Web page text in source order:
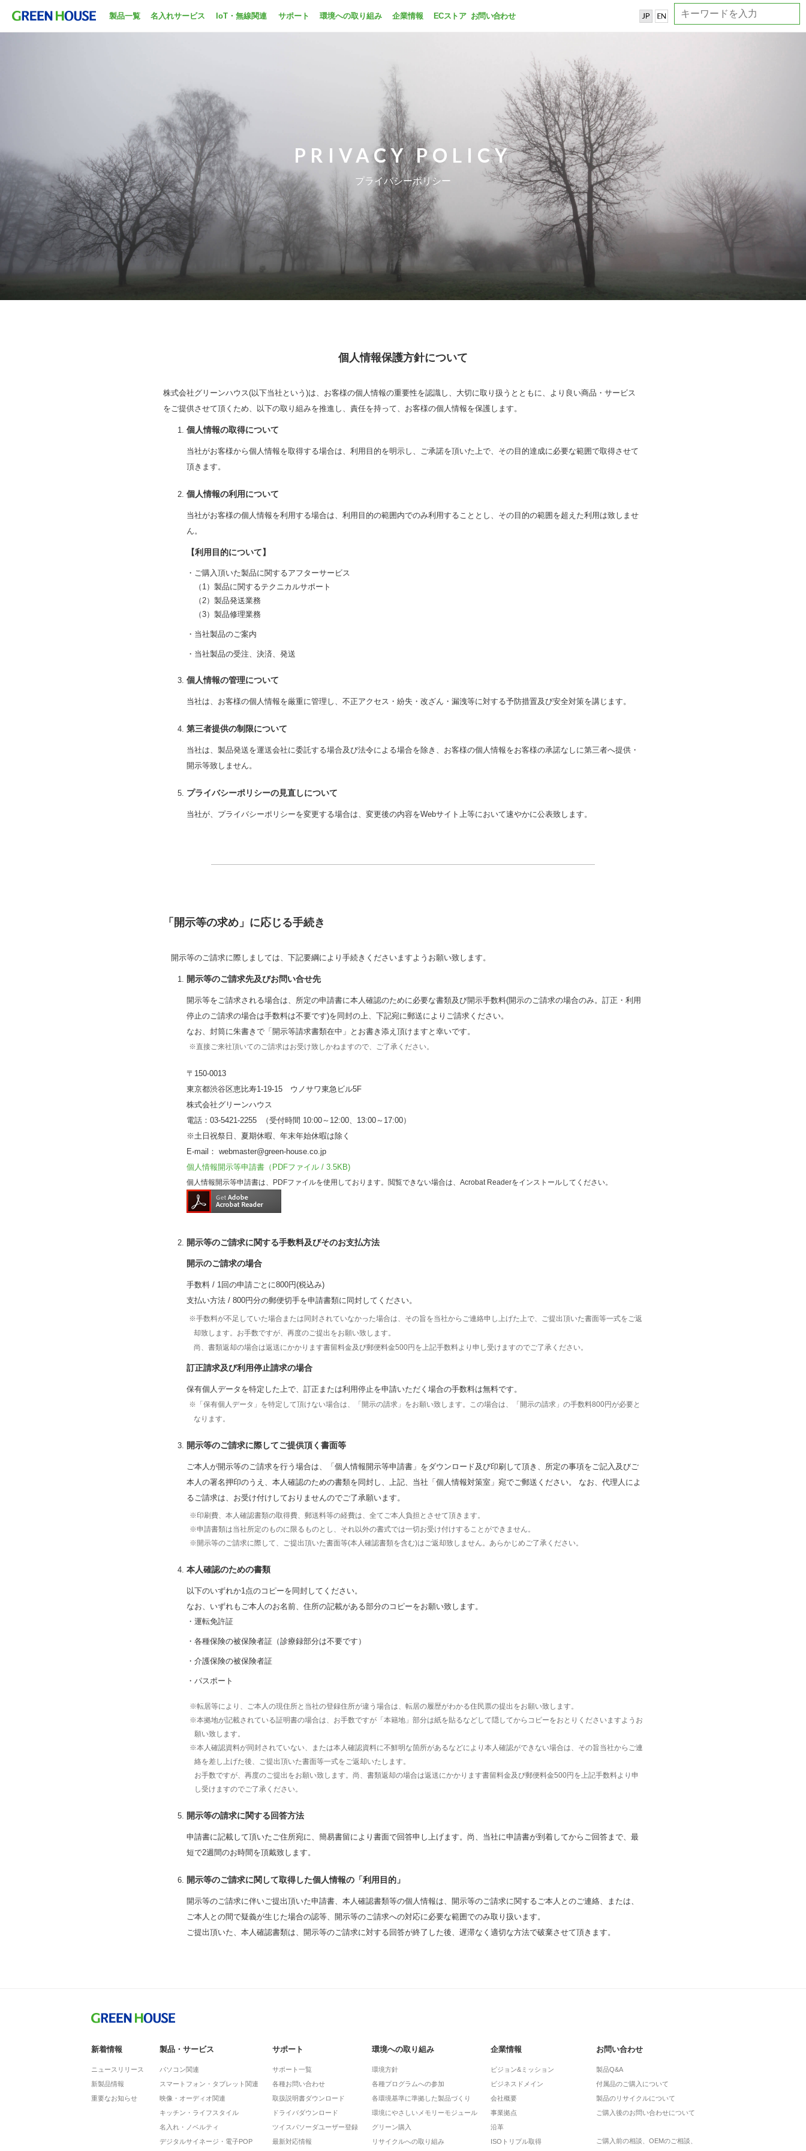
製品一覧 名入れサービス IoT・無線関連 サポート 環境への取り組み 企業情報 ECストア お問い合わせ
PRIVACY POLICY
プライバシーポリシー
個人情報保護方針について
株式会社グリーンハウス(以下当社という)は、お客様の個人情報の重要性を認識し、大切に取り扱うとともに、より良い商品・サービス
をご提供させて頂くため、以下の取り組みを推進し、責任を持って、お客様の個人情報を保護します。
個人情報の取得について
当社がお客様から個人情報を取得する場合は、利用目的を明示し、ご承諾を頂いた上で、その目的達成に必要な範囲で取得させて
頂きます。
個人情報の利用について
当社がお客様の個人情報を利用する場合は、利用目的の範囲内でのみ利用することとし、その目的の範囲を超えた利用は致しませ
ん。
【利用目的について】
ご購入頂いた製品に関するアフターサービス
（1）製品に関するテクニカルサポート
（2）製品発送業務
（3）製品修理業務
当社製品のご案内
当社製品の受注、決済、発送
個人情報の管理について
当社は、お客様の個人情報を厳重に管理し、不正アクセス・紛失・改ざん・漏洩等に対する予防措置及び安全対策を講じます。
第三者提供の制限について
当社は、製品発送を運送会社に委託する場合及び法令による場合を除き、お客様の個人情報をお客様の承諾なしに第三者へ提供・
開示等致しません。
プライバシーポリシーの見直しについて
当社が、プライバシーポリシーを変更する場合は、変更後の内容をWebサイト上等において速やかに公表致します。
「開示等の求め」に応じる手続き
開示等のご請求に際しましては、下記要綱により手続きくださいますようお願い致します。
開示等のご請求先及びお問い合せ先
開示等をご請求される場合は、所定の申請書に本人確認のために必要な書類及び開示手数料(開示のご請求の場合のみ。訂正・利用
停止のご請求の場合は手数料は不要です)を同封の上、下記宛に郵送によりご請求ください。
なお、封筒に朱書きで「開示等請求書類在中」とお書き添え頂けますと幸いです。
※直接ご来社頂いてのご請求はお受け致しかねますので、ご了承ください。
〒150-0013
東京都渋谷区恵比寿1-19-15 ウノサワ東急ビル5F
株式会社グリーンハウス
電話：03-5421-2255 （受付時間 10:00～12:00、13:00～17:00）
※土日祝祭日、夏期休暇、年末年始休暇は除く
E-mail： webmaster@green-house.co.jp
個人情報開示等申請書（PDFファイル / 3.5KB)
個人情報開示等申請書は、PDFファイルを使用しております。閲覧できない場合は、Acrobat Readerをインストールしてください。
開示等のご請求に関する手数料及びそのお支払方法
開示のご請求の場合
手数料 / 1回の申請ごとに800円(税込み)
支払い方法 / 800円分の郵便切手を申請書類に同封してください。
※手数料が不足していた場合または同封されていなかった場合は、その旨を当社からご連絡申し上げた上で、ご提出頂いた書面等一式をご返
却致します。お手数ですが、再度のご提出をお願い致します。
尚、書類返却の場合は返送にかかります書留料金及び郵便料金500円を上記手数料より申し受けますのでご了承ください。
訂正請求及び利用停止請求の場合
保有個人データを特定した上で、訂正または利用停止を申請いただく場合の手数料は無料です。
※「保有個人データ」を特定して頂けない場合は、「開示の請求」をお願い致します。この場合は、「開示の請求」の手数料800円が必要と
なります。
開示等のご請求に際してご提供頂く書面等
ご本人が開示等のご請求を行う場合は、「個人情報開示等申請書」をダウンロード及び印刷して頂き、所定の事項をご記入及びご
本人の署名押印のうえ、本人確認のための書類を同封し、上記、当社「個人情報対策室」宛でご郵送ください。 なお、代理人によ
るご請求は、お受け付けしておりませんのでご了承願います。
※印刷費、本人確認書類の取得費、郵送料等の経費は、全てご本人負担とさせて頂きます。
※申請書類は当社所定のものに限るものとし、それ以外の書式では一切お受け付けすることができません。
※開示等のご請求に際して、ご提出頂いた書面等(本人確認書類を含む)はご返却致しません。あらかじめご了承ください。
本人確認のための書類
以下のいずれか1点のコピーを同封してください。
なお、いずれもご本人のお名前、住所の記載がある部分のコピーをお願い致します。
運転免許証
各種保険の被保険者証（診療録部分は不要です）
介護保険の被保険者証
パスポート
※転居等により、ご本人の現住所と当社の登録住所が違う場合は、転居の履歴がわかる住民票の提出をお願い致します。
※本拠地が記載されている証明書の場合は、お手数ですが「本籍地」部分は紙を貼るなどして隠してからコピーをおとりくださいますようお
願い致します。
※本人確認資料が同封されていない、または本人確認資料に不鮮明な箇所があるなどにより本人確認ができない場合は、その旨当社からご連
絡を差し上げた後、ご提出頂いた書面等一式をご返却いたします。
お手数ですが、再度のご提出をお願い致します。尚、書類返却の場合は返送にかかります書留料金及び郵便料金500円を上記手数料より申
し受けますのでご了承ください。
開示等の請求に関する回答方法
申請書に記載して頂いたご住所宛に、簡易書留により書面で回答申し上げます。尚、当社に申請書が到着してからご回答まで、最
短で2週間のお時間を頂戴致します。
開示等のご請求に関して取得した個人情報の「利用目的」
開示等のご請求に伴いご提出頂いた申請書、本人確認書類等の個人情報は、開示等のご請求に関するご本人とのご連絡、または、
ご本人との間で疑義が生じた場合の認等、開示等のご請求への対応に必要な範囲でのみ取り扱います。
ご提出頂いた、本人確認書類は、開示等のご請求に対する回答が終了した後、遅滞なく適切な方法で破棄させて頂きます。
新着情報
ニュースリリース
新製品情報
重要なお知らせ
製品・サービス
パソコン関連
スマートフォン・タブレット関連
映像・オーディオ関連
キッチン・ライフスタイル
名入れ・ノベルティ
デジタルサイネージ・電子POP
サポート
サポート一覧
各種お問い合わせ
取扱説明書ダウンロード
ドライバダウンロード
ツイスパソーダユーザー登録
最新対応情報
環境への取り組み
環境方針
各種プログラムへの参加
各環境基準に準拠した製品づくり
環境にやさしいメモリーモジュール
グリーン購入
リサイクルへの取り組み
企業情報
ビジョン&ミッション
ビジネスドメイン
会社概要
事業拠点
沿革
ISOトリプル取得
お問い合わせ
製品Q&A
付属品のご購入について
製品のリサイクルについて
ご購入後のお問い合わせについて
ご購入前の相談、OEMのご相談、